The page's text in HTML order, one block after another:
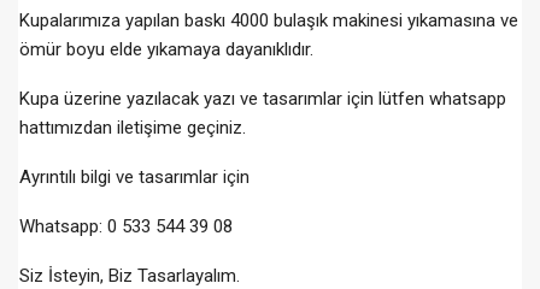
Kupalarımıza yapılan baskı 4000 bulaşık makinesi yıkamasına ve
ömür boyu elde yıkamaya dayanıklıdır.
Kupa üzerine yazılacak yazı ve tasarımlar için lütfen whatsapp
hattımızdan iletişime geçiniz.
Ayrıntılı bilgi ve tasarımlar için
Whatsapp: 0 533 544 39 08
Siz İsteyin, Biz Tasarlayalım.